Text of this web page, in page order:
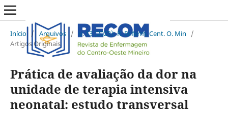
Início / Arquivos / v. 13 (2023): R. Enferm. Cent. O. Min
/
Artigos Originais
Prática de avaliação da dor na
unidade de terapia intensiva
neonatal: estudo transversal